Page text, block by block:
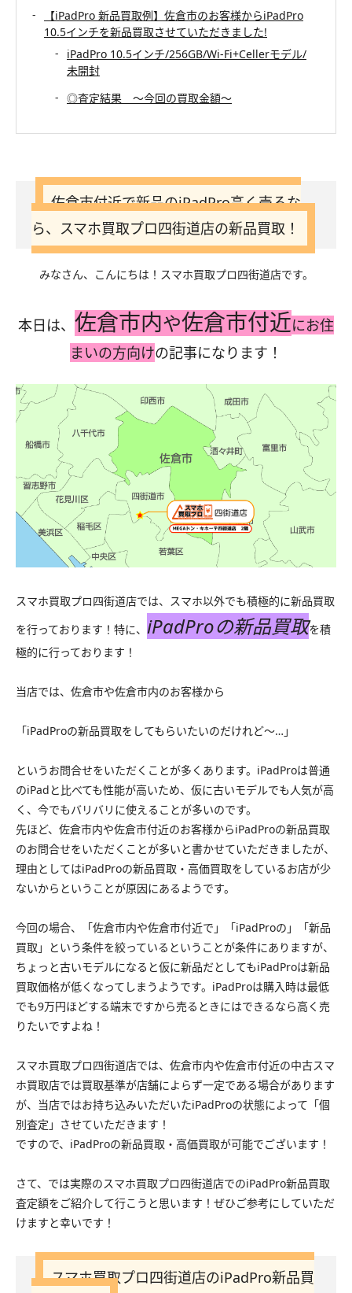
【iPadPro 新品買取例】佐倉市のお客様からiPadPro
10.5インチを新品買取させていただきました!
iPadPro 10.5インチ/256GB/Wi-Fi+Cellerモデル/
未開封
◎査定結果 〜今回の買取金額〜
佐倉市付近で新品のiPadPro高く売るな
ら、スマホ買取プロ四街道店の新品買取！
みなさん、こんにちは！スマホ買取プロ四街道店です。
本日は、 佐倉市内や佐倉市付近にお住
まいの方向けの記事になります！
スマホ買取プロ四街道店では、スマホ以外でも積極的に新品買取
を行っております！特に、 iPadProの新品買取を積
極的に行っております！
当店では、佐倉市や佐倉市内のお客様から
「iPadProの新品買取をしてもらいたいのだけれど〜…」
というお問合せをいただくことが多くあります。iPadProは普通
のiPadと比べても性能が高いため、仮に古いモデルでも人気が高
く、今でもバリバリに使えることが多いのです。
先ほど、佐倉市内や佐倉市付近のお客様からiPadProの新品買取
のお問合せをいただくことが多いと書かせていただきましたが、
理由としてはiPadProの新品買取・高価買取をしているお店が少
ないからということが原因にあるようです。
今回の場合、「佐倉市内や佐倉市付近で」「iPadProの」「新品
買取」という条件を絞っているということが条件にありますが、
ちょっと古いモデルになると仮に新品だとしてもiPadProは新品
買取価格が低くなってしまうようです。iPadProは購入時は最低
でも9万円ほどする端末ですから売るときにはできるなら高く売
りたいですよね！
スマホ買取プロ四街道店では、佐倉市内や佐倉市付近の中古スマ
ホ買取店では買取基準が店舗によらず一定である場合があります
が、当店ではお持ち込みいただいたiPadProの状態によって「個
別査定」させていただきます！
ですので、iPadProの新品買取・高価買取が可能でございます！
さて、では実際のスマホ買取プロ四街道店でのiPadPro新品買取
査定額をご紹介して行こうと思います！ぜひご参考にしていただ
けますと幸いです！
スマホ買取プロ四街道店のiPadPro新品買